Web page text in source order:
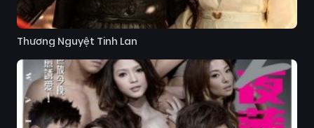
Thương Nguyệt Tinh Lan